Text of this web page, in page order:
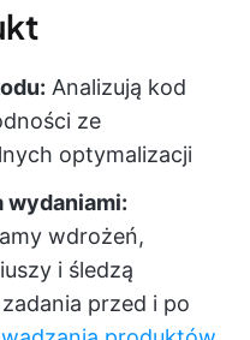
Analizują kod
ze
optymalizacji
wydaniami:
wdrożeń,
i śledzą
przed i po